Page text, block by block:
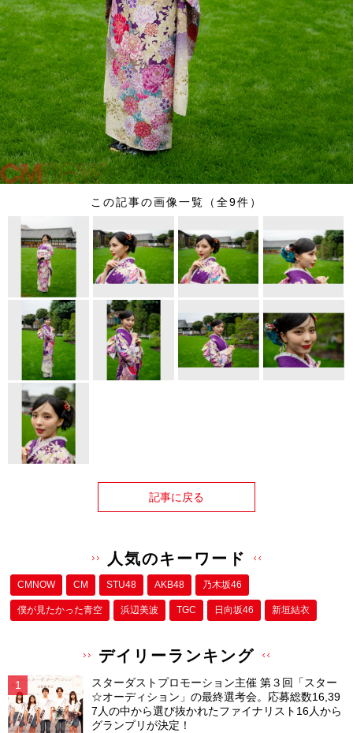
この記事の画像一覧（全9件）
記事に戻る
人気のキーワード
CMNOW CM STU48 AKB48 乃木坂46
僕が⾒たかった⻘空 浜辺美波 TGC 日向坂46 新垣結衣
デイリーランキング
スターダストプロモーション主催 第３回「スター
☆オーディション」の最終選考会。応募総数16,39
7人の中から選び抜かれたファイナリスト16人から
グランプリが決定！